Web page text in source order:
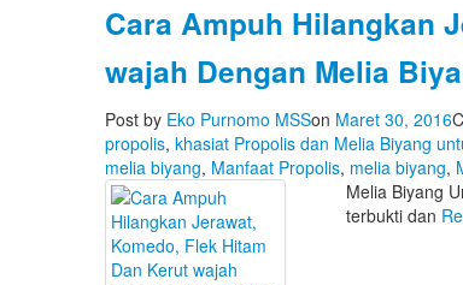
Cara Ampuh Hilangkan
wajah Dengan Melia
Post by Eko Purnomo MSSon Maret 30, 2016
propolis, khasiat Propolis dan Melia Biyang
melia biyang, Manfaat Propolis, melia biyang,
Melia Biyang
terbukti dan